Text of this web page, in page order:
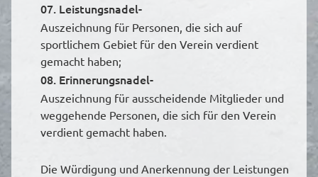
07. Leistungsnadel-
Auszeichnung für Personen, die sich auf
sportlichem Gebiet für den Verein verdient
gemacht haben;
08. Erinnerungsnadel-
Auszeichnung für ausscheidende Mitglieder und
weggehende Personen, die sich für den Verein
verdient gemacht haben.
Die Würdigung und Anerkennung der Leistungen